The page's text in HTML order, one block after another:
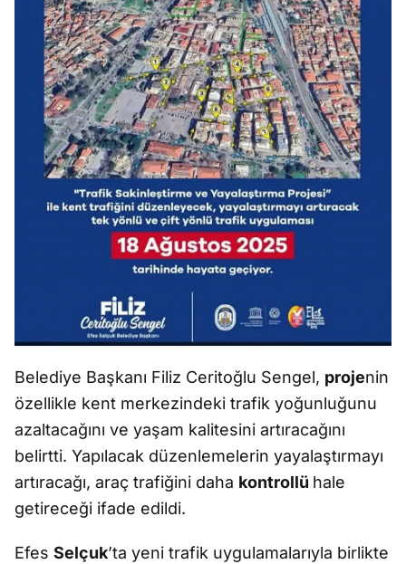
Belediye Başkanı Filiz Ceritoğlu Sengel, projenin
özellikle kent merkezindeki trafik yoğunluğunu
azaltacağını ve yaşam kalitesini artıracağını
belirtti. Yapılacak düzenlemelerin yayalaştırmayı
artıracağı, araç trafiğini daha kontrollü hale
getireceği ifade edildi.
Efes Selçuk’ta yeni trafik uygulamalarıyla birlikte